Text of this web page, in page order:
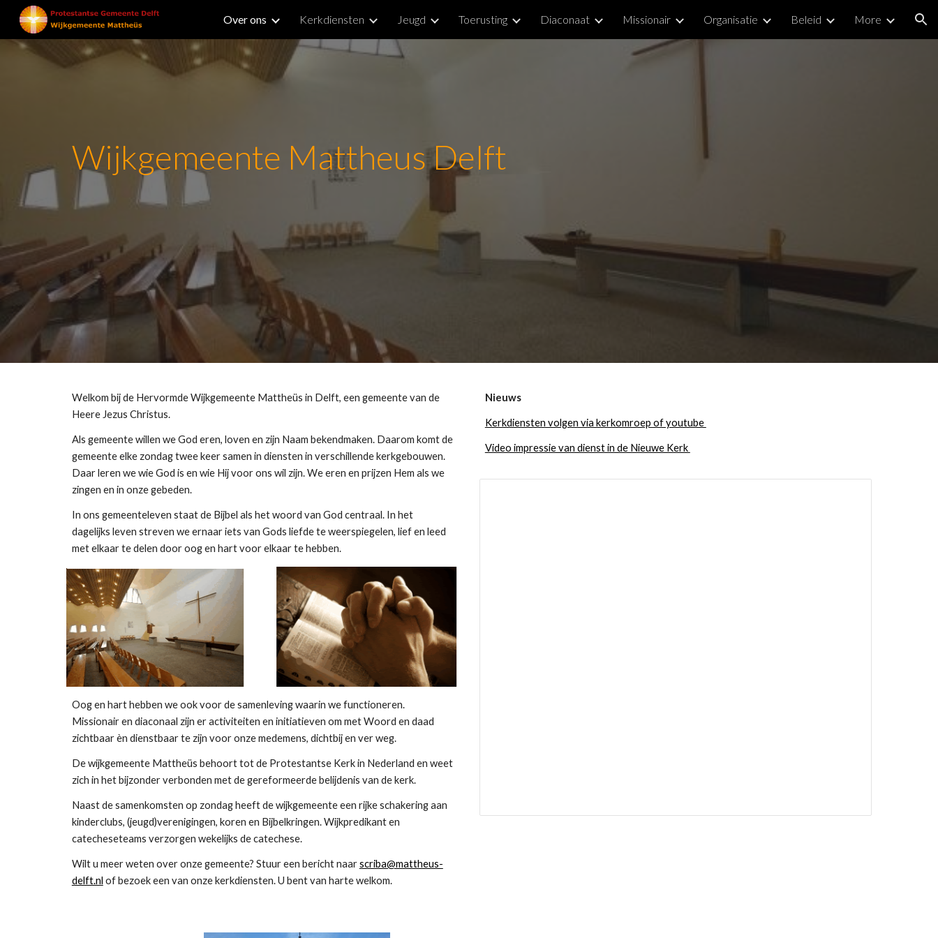
Skip to main content Skip to navigation
Over ons Kerkdiensten Jeugd Toerusting Diaconaat Missionair Organisatie Beleid More
Wijkgemeente Mattheus Delft
Welkom bij de Hervormde Wijkgemeente Mattheüs in Delft, een gemeente van de
Heere Jezus Christus.
Als gemeente willen we God eren, loven en zijn Naam bekendmaken. Daarom komt de
gemeente elke zondag twee keer samen in diensten in verschillende kerkgebouwen.
Daar leren we wie God is en wie Hij voor ons wil zijn. We eren en prijzen Hem als we
zingen en in onze gebeden.
In ons gemeenteleven staat de Bijbel als het woord van God centraal. In het
dagelijks leven streven we ernaar iets van Gods liefde te weerspiegelen, lief en leed
met elkaar te delen door oog en hart voor elkaar te hebben.
Oog en hart hebben we ook voor de samenleving waarin we functioneren.
Missionair en diaconaal zijn er activiteiten en initiatieven om met Woord en daad
zichtbaar èn dienstbaar te zijn voor onze medemens, dichtbij en ver weg.
De wijkgemeente Mattheüs behoort tot de Protestantse Kerk in Nederland en weet
zich in het bijzonder verbonden met de gereformeerde belijdenis van de kerk.
Naast de samenkomsten op zondag heeft de wijkgemeente een rijke schakering aan
kinderclubs, (jeugd)verenigingen, koren en Bijbelkringen. Wijkpredikant en
catecheseteams verzorgen wekelijks de catechese.
Wilt u meer weten over onze gemeente? Stuur een bericht naarscriba@mattheus-
delft.nl of bezoek een van onze kerkdiensten. U bent van harte welkom.
Nieuws
Kerkdiensten volgen via kerkomroep of youtube
Video impressie van dienst in de Nieuwe Kerk